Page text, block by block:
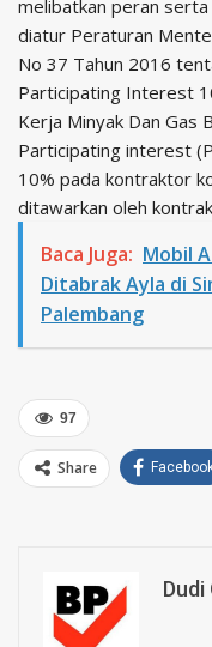
melibatkan peran serta
diatur Peraturan
No 37 Tahun 2016
Participating Interest
Kerja Minyak Dan Gas
Participating interest
10% pada kontraktor
ditawarkan oleh
Baca Juga: Mobil
Ditabrak Ayla di
Palembang
97
Share
Dudi